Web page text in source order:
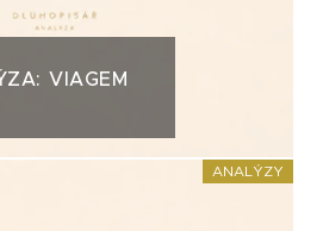
VIAGEM
ANALÝZY